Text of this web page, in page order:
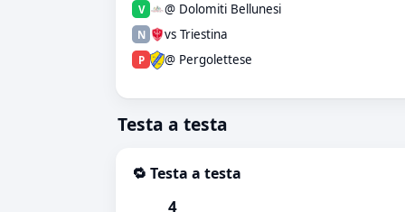
V @ Dolomiti Bellunesi
N vs Triestina
P @ Pergolettese
Testa a testa
🔁 Testa a testa
4